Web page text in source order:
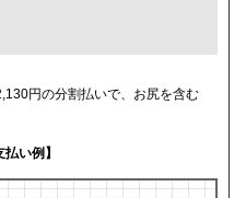
円の分割払いで、お尻を含む
い例】